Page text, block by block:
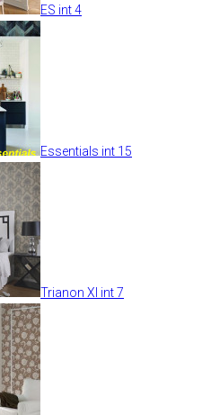
ES int 4
Essentials int 15
Trianon XI int 7